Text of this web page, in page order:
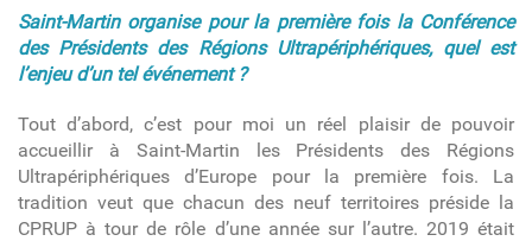
Saint-Martin organise pour la première fois la Conférence
des Présidents des Régions Ultrapériphériques, quel est
l’enjeu d’un tel événement ?
Tout d’abord, c’est pour moi un réel plaisir de pouvoir
accueillir à Saint-Martin les Présidents des Régions
Ultrapériphériques d’Europe pour la première fois. La
tradition veut que chacun des neuf territoires préside la
CPRUP à tour de rôle d’une année sur l’autre. 2019 était